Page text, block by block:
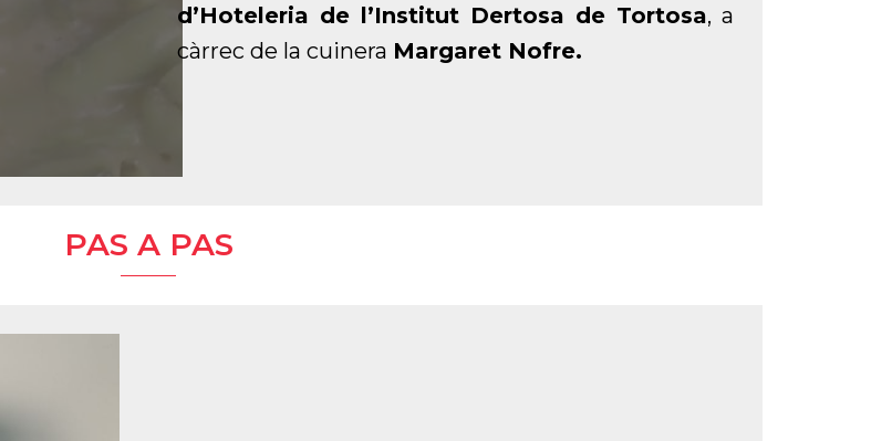
d’Hoteleria de l’Institut Dertosa de Tortosa, a
càrrec de la cuinera Margaret Nofre.
PAS A PAS